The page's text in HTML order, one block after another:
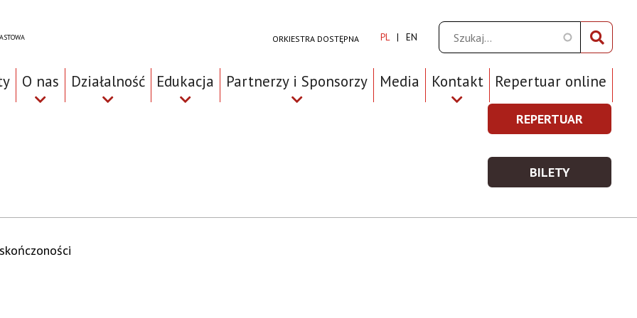
ORKIESTRA DOSTĘPNA PL EN Szukaj
O nas Działalność Edukacja Partnerzy i Sponsorzy Media Kontakt Repertuar online
Prawe
Top
Menu
REPERTUAR
REPERTUAR
WIĘCEJ
INFORMACJI
BILETY
BILETY